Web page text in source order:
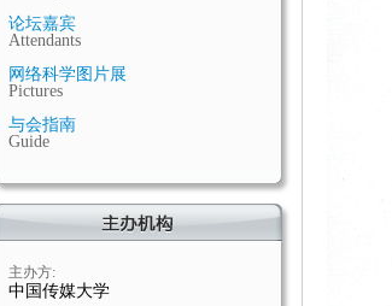
论坛嘉宾
Attendants
网络科学图片展
Pictures
与会指南
Guide
主办方:
中国传媒大学